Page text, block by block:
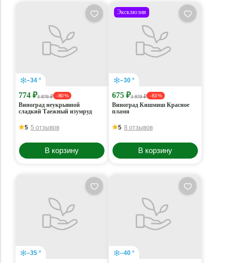
–34 °
774 ₽3 870 ₽ - 80 %
Виноград неукрывной
сладкий Таежный изумруд
5 5 отзывов
В корзину
Эксклюзив
–30 °
675 ₽3 970 ₽ - 83 %
Виноград Кишмиш Красное
пламя
5 8 отзывов
В корзину
–35 ° –40 °